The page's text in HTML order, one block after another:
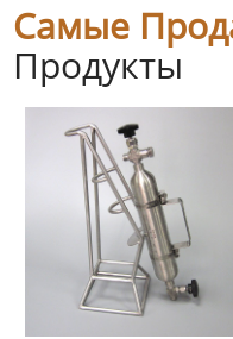
Самые
Продукты